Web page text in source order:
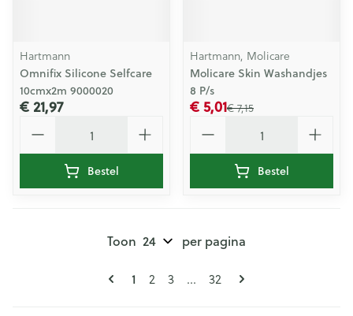
Hartmann
Omnifix Silicone Selfcare
10cmx2m 9000020
€ 21,97
Bestel
Hartmann, Molicare
Molicare Skin Washandjes
8 P/s
€ 7,15
€ 5,01
Bestel
Pagina's
U lees momenteel pagina
1 Pagina
2 Pagina
3 ... Pagina
32
Toon per pagina